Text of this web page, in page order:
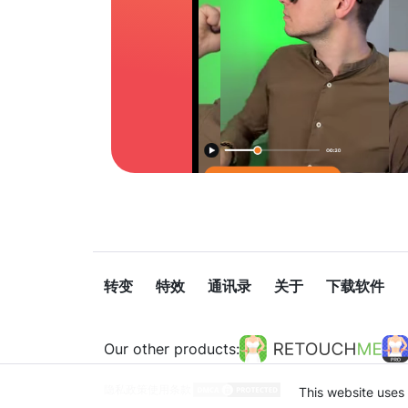
转变 特效 通讯录 关于 下载软件
Our other products:
This website